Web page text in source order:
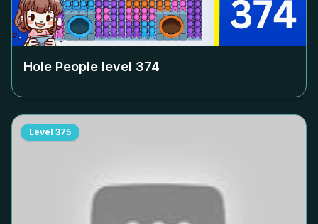
Hole People level 374
Level 375